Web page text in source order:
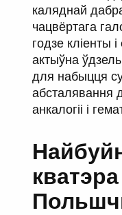
каляднай
чацвёртага
годзе кліенты і
актыўна
для набыцця
абсталявання
анкалогіі і